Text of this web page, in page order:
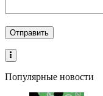
Популярные новости